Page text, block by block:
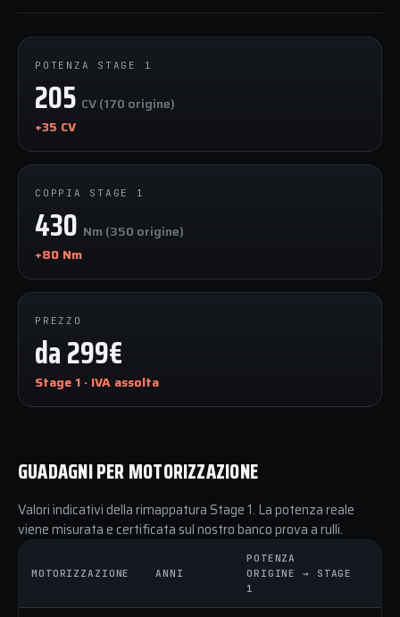
POTENZA STAGE 1
205 CV (170 origine)
+35 CV
COPPIA STAGE 1
430 Nm (350 origine)
+80 Nm
PREZZO
da 299€
Stage 1 · IVA assolta
GUADAGNI PER MOTORIZZAZIONE
Valori indicativi della rimappatura Stage 1. La potenza reale
viene misurata e certificata sul nostro banco prova a rulli.
MOTORIZZAZIONE ANNI
POTENZA
ORIGINE → STAGE
1